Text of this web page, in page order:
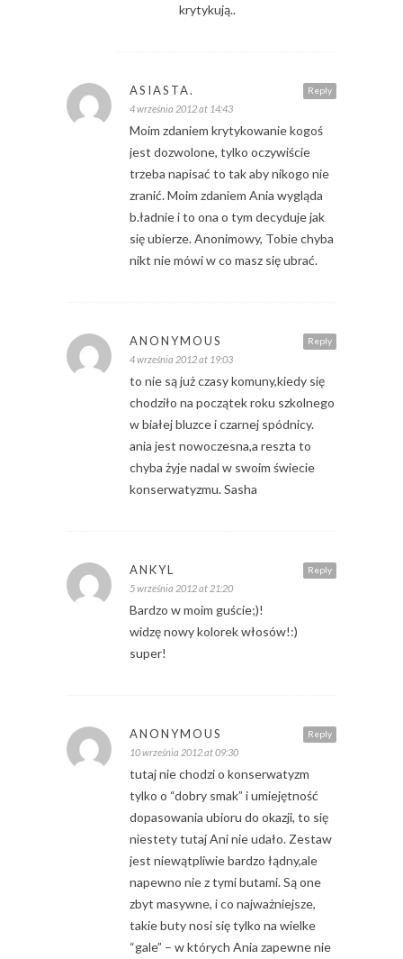
krytykują..
Reply
ASIASTA.
4 września 2012 at 14:43
Moim zdaniem krytykowanie kogoś
jest dozwolone, tylko oczywiście
trzeba napisać to tak aby nikogo nie
zranić. Moim zdaniem Ania wygląda
b.ładnie i to ona o tym decyduje jak
się ubierze. Anonimowy, Tobie chyba
nikt nie mówi w co masz się ubrać.
Reply
ANONYMOUS
4 września 2012 at 19:03
to nie są już czasy komuny,kiedy się
chodziło na początek roku szkolnego
w białej bluzce i czarnej spódnicy.
ania jest nowoczesna,a reszta to
chyba żyje nadal w swoim świecie
konserwatyzmu. Sasha
Reply
ANKYL
5 września 2012 at 21:20
Bardzo w moim guście;)!
widzę nowy kolorek włosów!:)
super!
Reply
ANONYMOUS
10 września 2012 at 09:30
tutaj nie chodzi o konserwatyzm
tylko o “dobry smak” i umiejętność
dopasowania ubioru do okazji, to się
niestety tutaj Ani nie udało. Zestaw
jest niewątpliwie bardzo łądny,ale
napewno nie z tymi butami. Są one
zbyt masywne, i co najważniejsze,
takie buty nosi się tylko na wielke
“gale” – w których Ania zapewne nie